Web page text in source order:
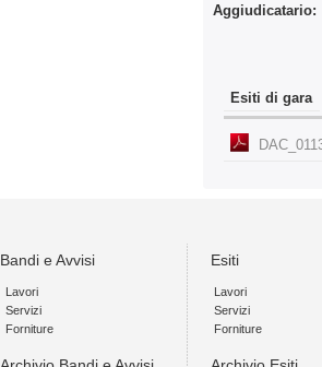
Aggiudicatario:
Esiti di gara
Bandi e Avvisi
Lavori
Servizi
Forniture
Esiti
Lavori
Servizi
Forniture